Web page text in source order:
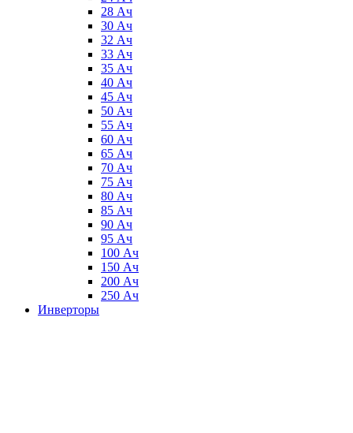
28 Ач
30 Ач
32 Ач
33 Ач
35 Ач
40 Ач
45 Ач
50 Ач
55 Ач
60 Ач
65 Ач
70 Ач
75 Ач
80 Ач
85 Ач
90 Ач
95 Ач
100 Ач
150 Ач
200 Ач
250 Ач
Инверторы